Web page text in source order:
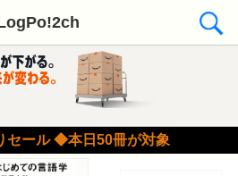
セール ◆本日50冊が対象